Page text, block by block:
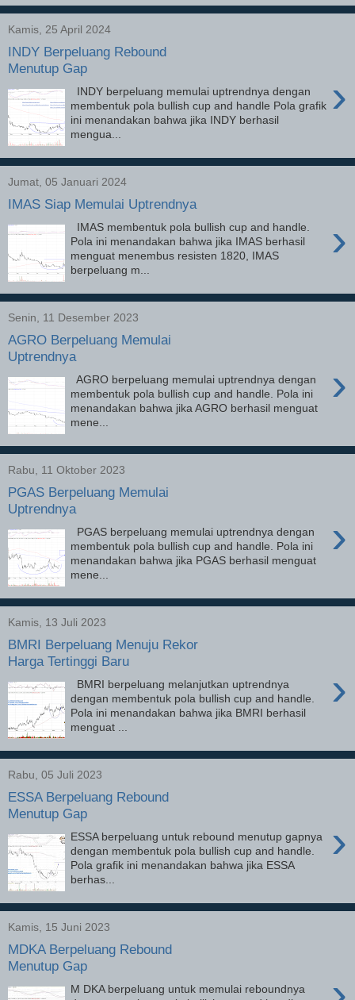
Kamis, 25 April 2024
INDY Berpeluang Rebound
Menutup Gap
›
INDY berpeluang memulai uptrendnya dengan
membentuk pola bullish cup and handle Pola grafik
ini menandakan bahwa jika INDY berhasil
mengua...
Jumat, 05 Januari 2024
IMAS Siap Memulai Uptrendnya
›
IMAS membentuk pola bullish cup and handle.
Pola ini menandakan bahwa jika IMAS berhasil
menguat menembus resisten 1820, IMAS
berpeluang m...
Senin, 11 Desember 2023
AGRO Berpeluang Memulai
Uptrendnya
›
AGRO berpeluang memulai uptrendnya dengan
membentuk pola bullish cup and handle. Pola ini
menandakan bahwa jika AGRO berhasil menguat
mene...
Rabu, 11 Oktober 2023
PGAS Berpeluang Memulai
Uptrendnya
›
PGAS berpeluang memulai uptrendnya dengan
membentuk pola bullish cup and handle. Pola ini
menandakan bahwa jika PGAS berhasil menguat
mene...
Kamis, 13 Juli 2023
BMRI Berpeluang Menuju Rekor
Harga Tertinggi Baru
›
BMRI berpeluang melanjutkan uptrendnya
dengan membentuk pola bullish cup and handle.
Pola ini menandakan bahwa jika BMRI berhasil
menguat ...
Rabu, 05 Juli 2023
ESSA Berpeluang Rebound
Menutup Gap
›
ESSA berpeluang untuk rebound menutup gapnya
dengan membentuk pola bullish cup and handle.
Pola grafik ini menandakan bahwa jika ESSA
berhas...
Kamis, 15 Juni 2023
MDKA Berpeluang Rebound
Menutup Gap
M DKA berpeluang untuk memulai reboundnya